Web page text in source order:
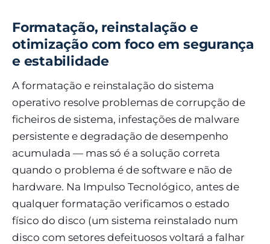
Formatação, reinstalação e
otimização com foco em segurança
e estabilidade
A formatação e reinstalação do sistema
operativo resolve problemas de corrupção de
ficheiros de sistema, infestações de malware
persistente e degradação de desempenho
acumulada — mas só é a solução correta
quando o problema é de software e não de
hardware. Na Impulso Tecnológico, antes de
qualquer formatação verificamos o estado
físico do disco (um sistema reinstalado num
disco com setores defeituosos voltará a falhar